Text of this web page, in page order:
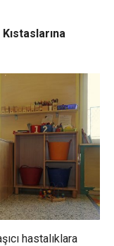
hastalıklara